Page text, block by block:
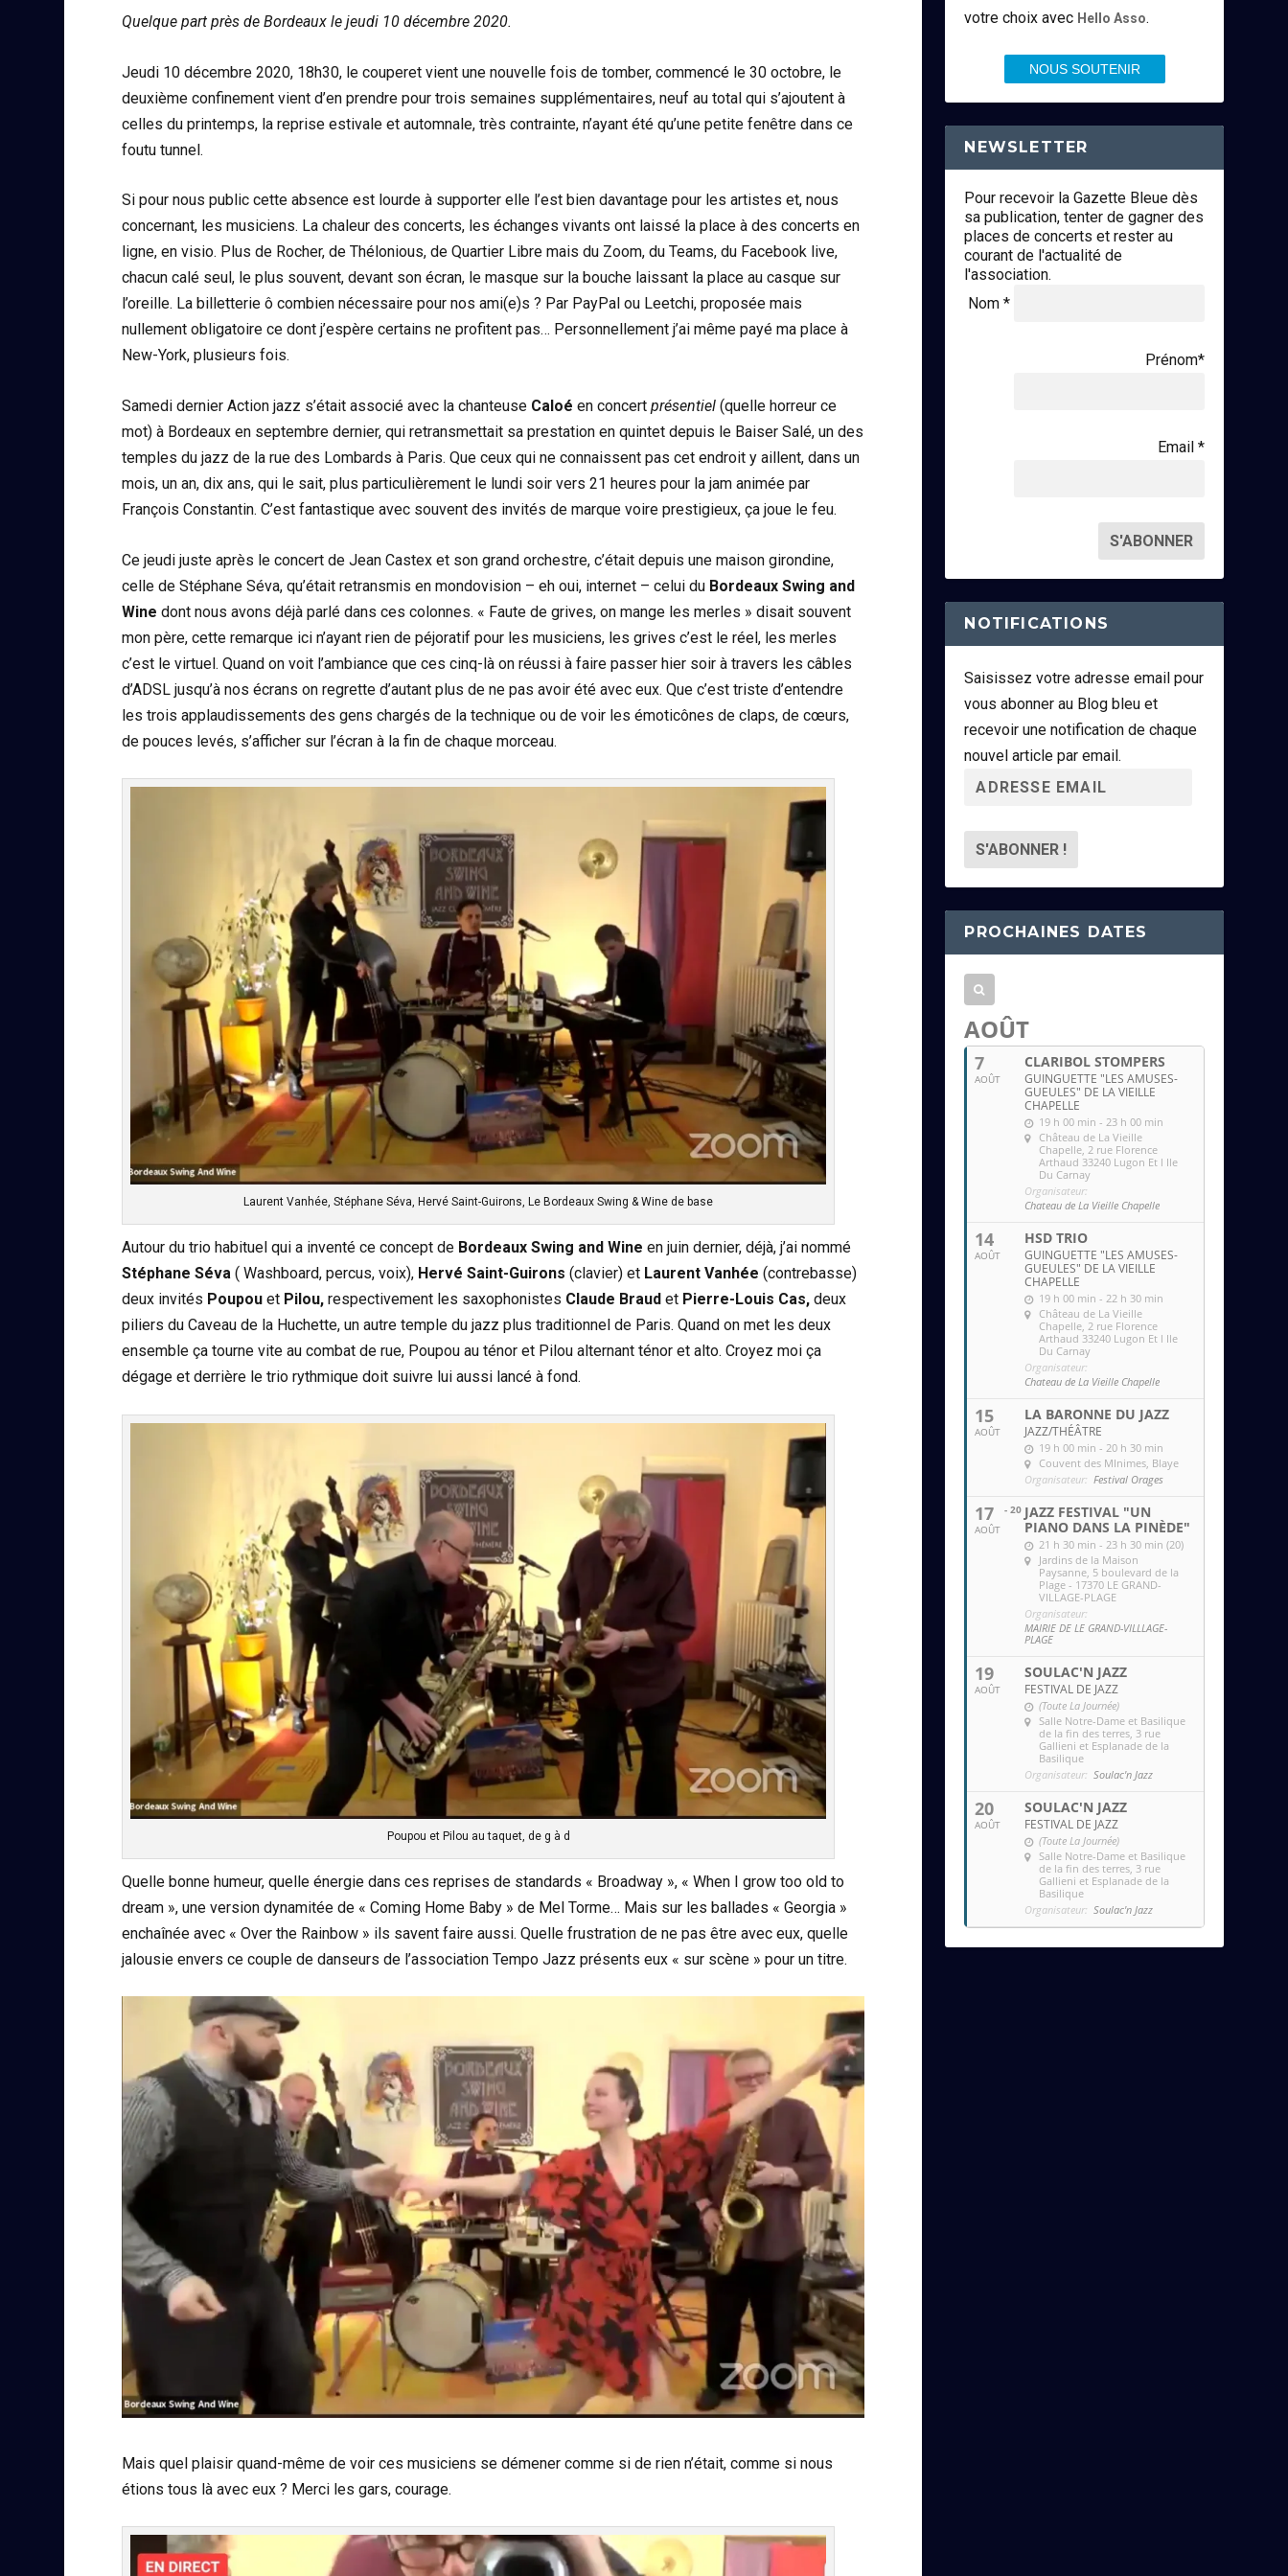
Quelque part près de Bordeaux le jeudi 10 décembre 2020.
Jeudi 10 décembre 2020, 18h30, le couperet vient une nouvelle fois de tomber, commencé le 30 octobre, le
deuxième confinement vient d’en prendre pour trois semaines supplémentaires, neuf au total qui s’ajoutent à
celles du printemps, la reprise estivale et automnale, très contrainte, n’ayant été qu’une petite fenêtre dans ce
foutu tunnel.
Si pour nous public cette absence est lourde à supporter elle l’est bien davantage pour les artistes et, nous
concernant, les musiciens. La chaleur des concerts, les échanges vivants ont laissé la place à des concerts en
ligne, en visio. Plus de Rocher, de Thélonious, de Quartier Libre mais du Zoom, du Teams, du Facebook live,
chacun calé seul, le plus souvent, devant son écran, le masque sur la bouche laissant la place au casque sur
l’oreille. La billetterie ô combien nécessaire pour nos ami(e)s ? Par PayPal ou Leetchi, proposée mais
nullement obligatoire ce dont j’espère certains ne profitent pas… Personnellement j’ai même payé ma place à
New-York, plusieurs fois.
Samedi dernier Action jazz s’était associé avec la chanteuse Caloé en concert présentiel(quelle horreur ce
mot) à Bordeaux en septembre dernier, qui retransmettait sa prestation en quintet depuis le Baiser Salé, un des
temples du jazz de la rue des Lombards à Paris. Que ceux qui ne connaissent pas cet endroit y aillent, dans un
mois, un an, dix ans, qui le sait, plus particulièrement le lundi soir vers 21 heures pour la jam animée par
François Constantin. C’est fantastique avec souvent des invités de marque voire prestigieux, ça joue le feu.
Ce jeudi juste après le concert de Jean Castex et son grand orchestre, c’était depuis une maison girondine,
celle de Stéphane Séva, qu’était retransmis en mondovision – eh oui, internet – celui du Bordeaux Swing and
Wine dont nous avons déjà parlé dans ces colonnes. « Faute de grives, on mange les merles » disait souvent
mon père, cette remarque ici n’ayant rien de péjoratif pour les musiciens, les grives c’est le réel, les merles
c’est le virtuel. Quand on voit l’ambiance que ces cinq-là on réussi à faire passer hier soir à travers les câbles
d’ADSL jusqu’à nos écrans on regrette d’autant plus de ne pas avoir été avec eux. Que c’est triste d’entendre
les trois applaudissements des gens chargés de la technique ou de voir les émoticônes de claps, de cœurs,
de pouces levés, s’afficher sur l’écran à la fin de chaque morceau.
Laurent Vanhée, Stéphane Séva, Hervé Saint-Guirons, Le Bordeaux Swing & Wine de base
Autour du trio habituel qui a inventé ce concept de Bordeaux Swing and Wine en juin dernier, déjà, j’ai nommé
Stéphane Séva ( Washboard, percus, voix), Hervé Saint-Guirons (clavier) et Laurent Vanhée (contrebasse)
deux invités Poupou et Pilou, respectivement les saxophonistes Claude Braud et Pierre-Louis Cas,deux
piliers du Caveau de la Huchette, un autre temple du jazz plus traditionnel de Paris. Quand on met les deux
ensemble ça tourne vite au combat de rue, Poupou au ténor et Pilou alternant ténor et alto. Croyez moi ça
dégage et derrière le trio rythmique doit suivre lui aussi lancé à fond.
Poupou et Pilou au taquet, de g à d
Quelle bonne humeur, quelle énergie dans ces reprises de standards « Broadway », « When I grow too old to
dream », une version dynamitée de « Coming Home Baby » de Mel Torme… Mais sur les ballades « Georgia »
enchaînée avec « Over the Rainbow » ils savent faire aussi. Quelle frustration de ne pas être avec eux, quelle
jalousie envers ce couple de danseurs de l’association Tempo Jazz présents eux « sur scène » pour un titre.
Mais quel plaisir quand-même de voir ces musiciens se démener comme si de rien n’était, comme si nous
étions tous là avec eux ? Merci les gars, courage.
votre choix avec Hello Asso.
NOUS SOUTENIR
NEWSLETTER
Pour recevoir la Gazette Bleue dès
sa publication, tenter de gagner des
places de concerts et rester au
courant de l'actualité de
l'association.
Nom *
Prénom*
Email *
NOTIFICATIONS
Saisissez votre adresse email pour
vous abonner au Blog bleu et
recevoir une notification de chaque
nouvel article par email.
r
s
s
e
m
i
PROCHAINES DATES
AOÛT
7
AOÛT
CLARIBOL STOMPERS
GUINGUETTE "LES AMUSES-
GUEULES" DE LA VIEILLE
CHAPELLE
19 h 00 min - 23 h 00 min
Château de La Vieille
Chapelle , 2 rue Florence
Arthaud 33240 Lugon Et l Ile
Du Carnay
Organisateur:
Chateau de La Vieille Chapelle
14
AOÛT
HSD TRIO
GUINGUETTE "LES AMUSES-
GUEULES" DE LA VIEILLE
CHAPELLE
19 h 00 min - 22 h 30 min
Château de La Vieille
Chapelle , 2 rue Florence
Arthaud 33240 Lugon Et l Ile
Du Carnay
Organisateur:
Chateau de La Vieille Chapelle
15
AOÛT
LA BARONNE DU JAZZ
JAZZ/THÉÂTRE
19 h 00 min - 20 h 30 min
Couvent des MInimes , Blaye
Organisateur: Festival Orages
17
AOÛT
- 20 JAZZ FESTIVAL "UN
PIANO DANS LA PINÈDE"
21 h 30 min - 23 h 30 min (20)
Jardins de la Maison
Paysanne , 5 boulevard de la
Plage - 17370 LE GRAND-
VILLAGE-PLAGE
Organisateur:
MAIRIE DE LE GRAND-VILLLAGE-
PLAGE
19
AOÛT
SOULAC'N JAZZ
FESTIVAL DE JAZZ
(Toute La Journée)
Salle Notre-Dame et Basilique
de la fin des terres , 3 rue
Gallieni et Esplanade de la
Basilique
Organisateur: Soulac'n Jazz
20
AOÛT
SOULAC'N JAZZ
FESTIVAL DE JAZZ
(Toute La Journée)
Salle Notre-Dame et Basilique
de la fin des terres , 3 rue
Gallieni et Esplanade de la
Basilique
Organisateur: Soulac'n Jazz